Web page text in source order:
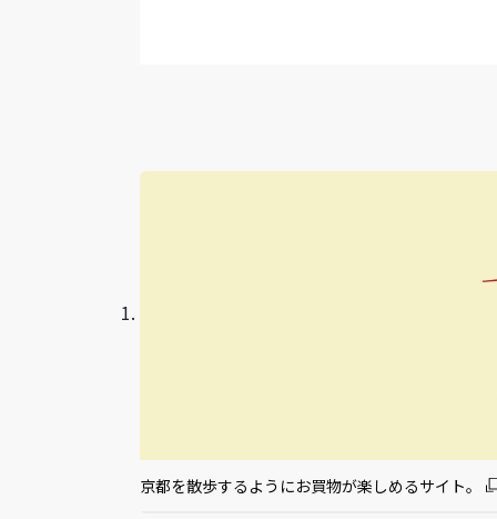
京都を散歩するようにお買物が楽しめるサイト。